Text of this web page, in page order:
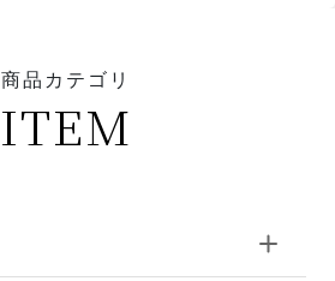
商品カテゴリ
ITEM